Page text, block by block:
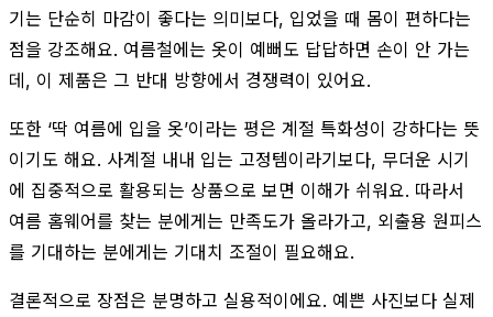
기는 단순히 마감이 좋다는 의미보다, 입었을 때 몸이 편하다는
점을 강조해요. 여름철에는 옷이 예뻐도 답답하면 손이 안 가는
데, 이 제품은 그 반대 방향에서 경쟁력이 있어요.
또한 ‘딱 여름에 입을 옷’이라는 평은 계절 특화성이 강하다는 뜻
이기도 해요. 사계절 내내 입는 고정템이라기보다, 무더운 시기
에 집중적으로 활용되는 상품으로 보면 이해가 쉬워요. 따라서
여름 홈웨어를 찾는 분에게는 만족도가 올라가고, 외출용 원피스
를 기대하는 분에게는 기대치 조절이 필요해요.
결론적으로 장점은 분명하고 실용적이에요. 예쁜 사진보다 실제